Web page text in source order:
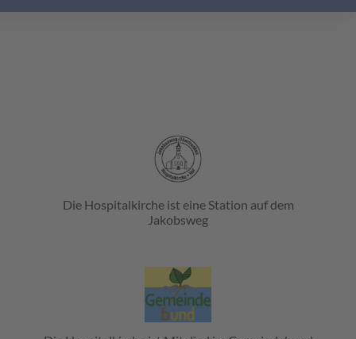
Die Hospitalkirche ist eine Station auf dem
Jakobsweg